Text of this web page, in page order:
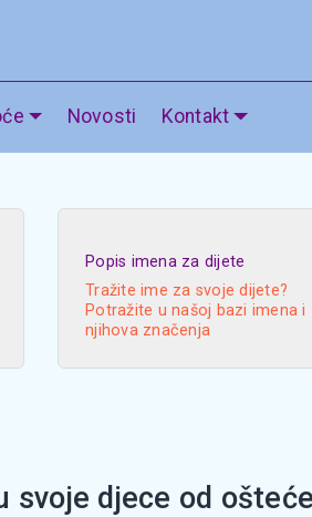
Novosti Kontakt
Popis imena za dijete
Tražite ime za svoje dijete?
Potražite u našoj bazi imena i
njihova značenja
djece od